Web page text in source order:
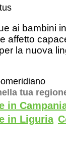
ai bambini
affetto
la nuova
tua
in
in Liguria